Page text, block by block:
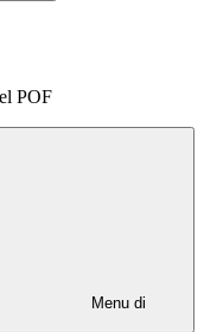
POF
Menu di